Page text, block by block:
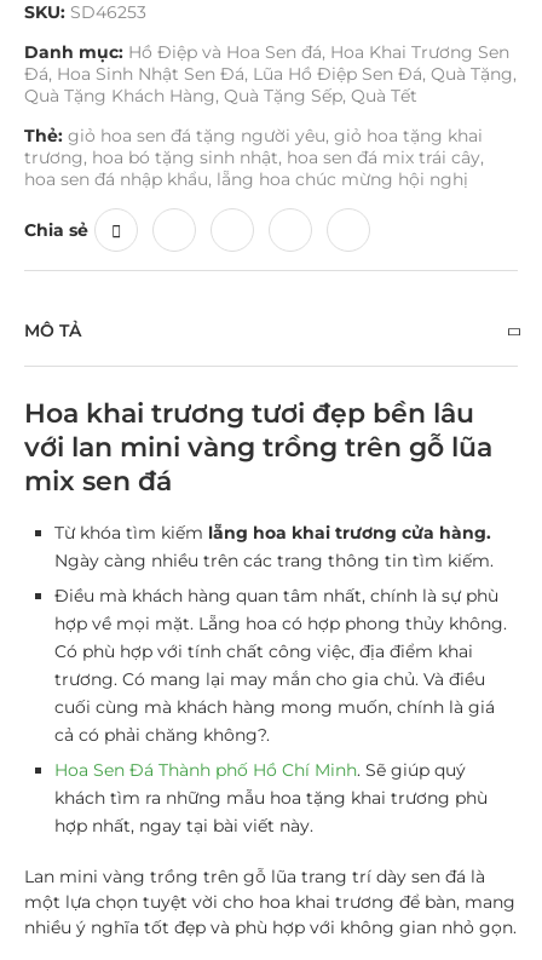
SKU: SD46253
Danh mục: Hồ Điệp và Hoa Sen đá, Hoa Khai Trương Sen
Đá, Hoa Sinh Nhật Sen Đá, Lũa Hồ Điệp Sen Đá, Quà Tặng,
Quà Tặng Khách Hàng, Quà Tặng Sếp, Quà Tết
Thẻ: giỏ hoa sen đá tặng người yêu, giỏ hoa tặng khai
trương, hoa bó tặng sinh nhật, hoa sen đá mix trái cây,
hoa sen đá nhập khẩu, lẵng hoa chúc mừng hội nghị
Chia sẻ
MÔ TẢ
Hoa khai trương tươi đẹp bền lâu
với lan mini vàng trồng trên gỗ lũa
mix sen đá
Từ khóa tìm kiếm lẵng hoa khai trương cửa hàng.
Ngày càng nhiều trên các trang thông tin tìm kiếm.
Điều mà khách hàng quan tâm nhất, chính là sự phù
hợp về mọi mặt. Lẵng hoa có hợp phong thủy không.
Có phù hợp với tính chất công việc, địa điểm khai
trương. Có mang lại may mắn cho gia chủ. Và điều
cuối cùng mà khách hàng mong muốn, chính là giá
cả có phải chăng không?.
Hoa Sen Đá Thành phố Hồ Chí Minh. Sẽ giúp quý
khách tìm ra những mẫu hoa tặng khai trương phù
hợp nhất, ngay tại bài viết này.
Lan mini vàng trồng trên gỗ lũa trang trí dày sen đá là
một lựa chọn tuyệt vời cho hoa khai trương để bàn, mang
nhiều ý nghĩa tốt đẹp và phù hợp với không gian nhỏ gọn.